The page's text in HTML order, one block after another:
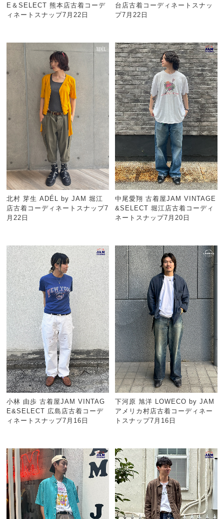
E＆SELECT 熊本店古着コーデ
ィネートスナップ7月22日
台店古着コーディネートスナッ
プ7月22日
北村 芽生 ADÉL by JAM 堀江
店古着コーディネートスナップ7
月22日
中尾愛翔 古着屋JAM VINTAGE
&SELECT 堀江店古着コーディ
ネートスナップ7月20日
小林 由歩 古着屋JAM VINTAG
E&SELECT 広島店古着コーデ
ィネートスナップ7月16日
下河原 旭洋 LOWECO by JAM
アメリカ村店古着コーディネー
トスナップ7月16日